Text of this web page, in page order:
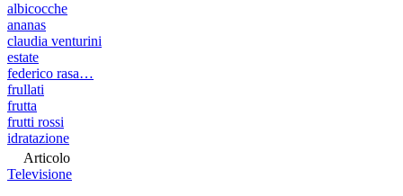
albicocche
ananas
claudia venturini
estate
federico rasa…
frullati
frutta
frutti rossi
idratazione
Articolo
Televisione